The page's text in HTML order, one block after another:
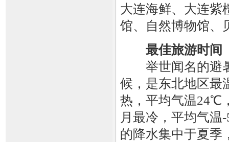
大连海鲜、大连紫
馆、自然博物馆、
最佳旅游时间
举世闻名的避暑
候，是东北地区最
热，平均气温24℃
月最冷，平均气
的降水集中于夏季